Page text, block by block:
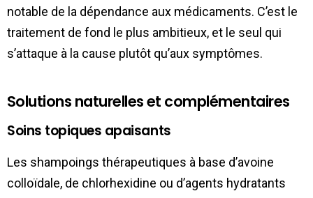
notable de la dépendance aux médicaments. C’est le
traitement de fond le plus ambitieux, et le seul qui
s’attaque à la cause plutôt qu’aux symptômes.
Solutions naturelles et complémentaires
Soins topiques apaisants
Les shampoings thérapeutiques à base d’avoine
colloïdale, de chlorhexidine ou d’agents hydratants